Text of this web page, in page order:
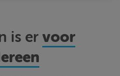
is ervoor